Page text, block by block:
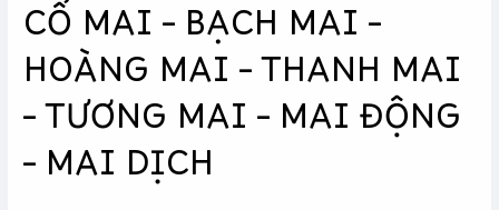
CỔ MAI – BẠCH MAI –
HOÀNG MAI – THANH MAI
– TƯƠNG MAI – MAI ĐỘNG
– MAI DỊCH